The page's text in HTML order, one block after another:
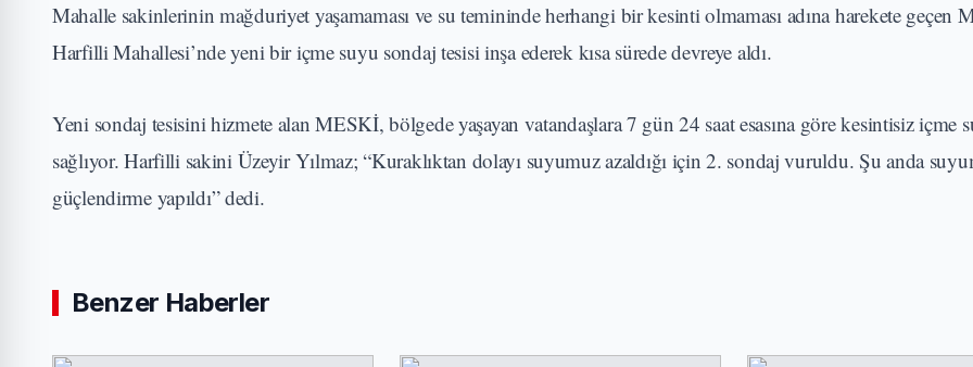
Mahalle sakinlerinin mağduriyet yaşamaması ve su temininde herhangi bir kesinti olmaması adına harekete geçen
Harfilli Mahallesi’nde yeni bir içme suyu sondaj tesisi inşa ederek kısa sürede devreye aldı.
Yeni sondaj tesisini hizmete alan MESKİ, bölgede yaşayan vatandaşlara 7 gün 24 saat esasına göre kesintisiz içme
sağlıyor. Harfilli sakini Üzeyir Yılmaz; “Kuraklıktan dolayı suyumuz azaldığı için 2. sondaj vuruldu. Şu anda
güçlendirme yapıldı” dedi.
Benzer Haberler